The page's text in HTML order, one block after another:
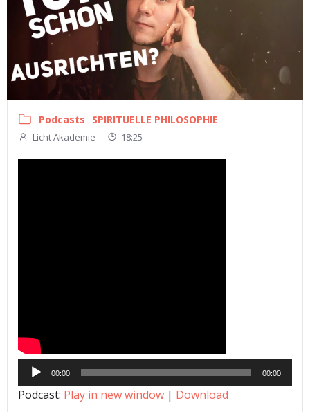
Podcasts SPIRITUELLE PHILOSOPHIE
Licht Akademie - 18:25
Audio-
Player
00:00 00:00
Podcast: Play in new window | Download